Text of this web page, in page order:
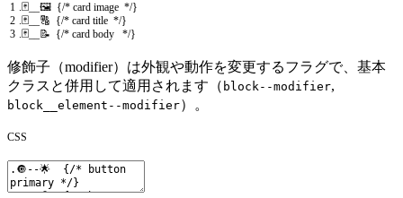
1
2
3
.🃏 🖼️ {/* card image */}
.🃏 🔠 {/* card title */}
.🃏 📝 {/* card body */}
修飾子（modifier）は外観や動作を変更するフラグで、基本
クラスと併用して適用されます（ block--modifier,
block__element--modifier）。
CSS